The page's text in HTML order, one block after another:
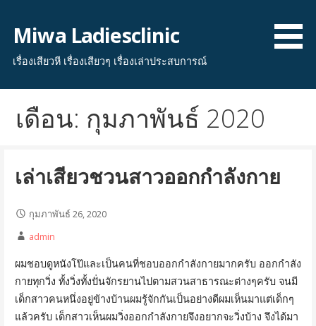
เนื้อหา
Miwa Ladiesclinic
เรื่องเสียวหี เรื่องเสียวๆ เรื่องเล่าประสบการณ์
เดือน: กุมภาพันธ์ 2020
เล่าเสียวชวนสาวออกกำลังกาย
กุมภาพันธ์ 26, 2020
admin
ผมชอบดูหนังโป๊และเป็นคนที่ชอบออกกำลังกายมากครับ ออกกำลัง
กายทุกวิ่ง ทั้งวิ่งทั้งปั่นจักรยานไปตามสวนสาธารณะต่างๆครับ จนมี
เด็กสาวคนหนึ่งอยู่ข้างบ้านผมรู้จักกันเป็นอย่างดีผมเห็นมาแต่เด็กๆ
แล้วครับ เด็กสาวเห็นผมวิ่งออกกำลังกายจึงอยากจะวิ่งบ้าง จึงได้มา